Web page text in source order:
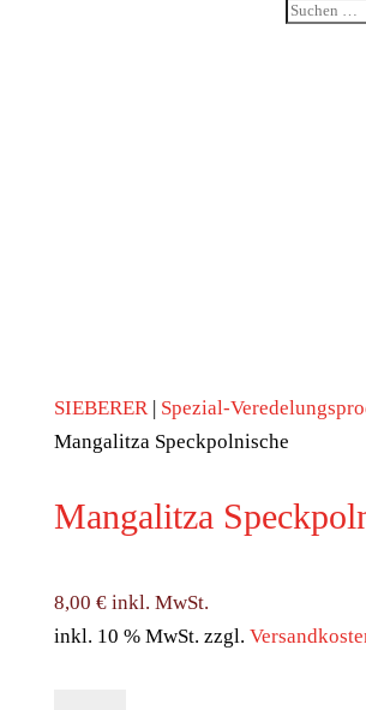
SIEBERER| Spezial-
Mangalitza Speckpolnische
Mangalitza
8,00 € inkl. MwSt.
inkl. 10 % MwSt. zzgl.